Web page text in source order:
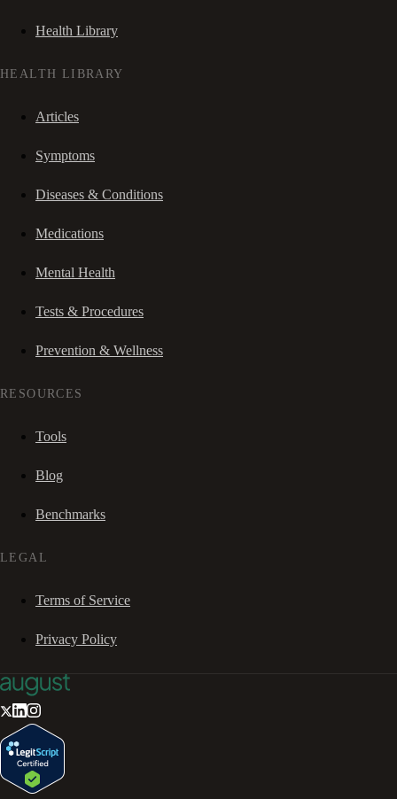
Health Library
HEALTH LIBRARY
Articles
Symptoms
Diseases & Conditions
Medications
Mental Health
Tests & Procedures
Prevention & Wellness
RESOURCES
Tools
Blog
Benchmarks
LEGAL
Terms of Service
Privacy Policy